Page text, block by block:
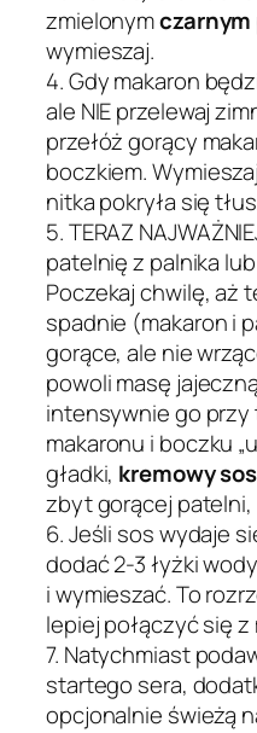
zmielonymczarnym
wymieszaj.
4. Gdy makaron
ale NIE przelewaj
przełóż gorący
boczkiem.
nitka pokryła się
5. TERAZ
patelnię z palnika
Poczekaj chwilę, aż
spadnie (makaron i
gorące, ale nie
powoli masę
intensywnie go przy
makaronu i boczku
gładki, kremowy sos
zbyt gorącej
6. Jeśli sos wydaje
dodać 2-3 łyżki
i wymieszać. To
lepiej połączyć się z
7. Natychmiast
startego sera,
opcjonalnie świeżą